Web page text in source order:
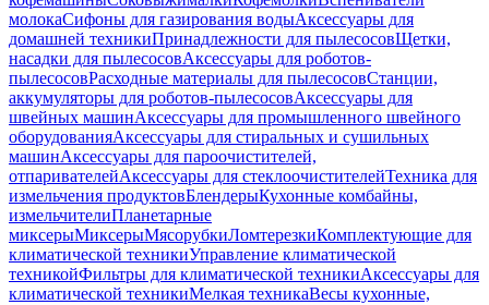
молокаСифоны для газирования водыАксессуары для
домашней техникиПринадлежности для пылесосовЩетки,
насадки для пылесосовАксессуары для роботов-
пылесосовРасходные материалы для пылесосовСтанции,
аккумуляторы для роботов-пылесосовАксессуары для
швейных машинАксессуары для промышленного швейного
оборудованияАксессуары для стиральных и сушильных
машинАксессуары для пароочистителей,
отпаривателейАксессуары для стеклоочистителейТехника для
измельчения продуктовБлендерыКухонные комбайны,
измельчителиПланетарные
миксерыМиксерыМясорубкиЛомтерезкиКомплектующие для
климатической техникиУправление климатической
техникойФильтры для климатической техникиАксессуары для
климатической техникиМелкая техникаВесы кухонные,